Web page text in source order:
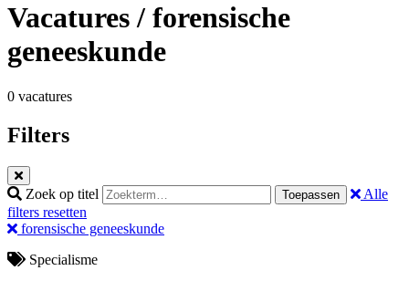
Vacatures/ forensische
geneeskunde
0 vacatures
Filters
Zoek op titel Toepassen
Alle
filters resetten
forensische geneeskunde
Specialisme